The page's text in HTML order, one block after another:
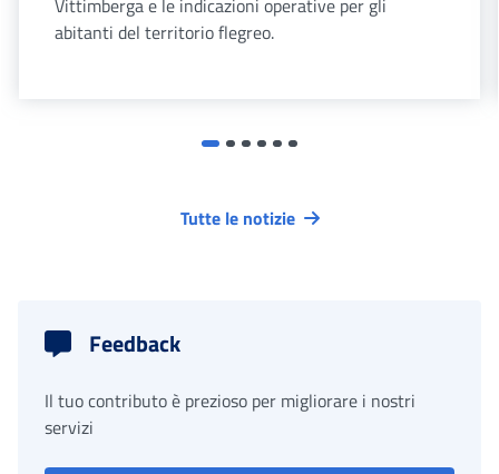
Vittimberga e le indicazioni operative per gli
abitanti del territorio flegreo.
Tutte le notizie
Feedback
Il tuo contributo è prezioso per migliorare i nostri
servizi